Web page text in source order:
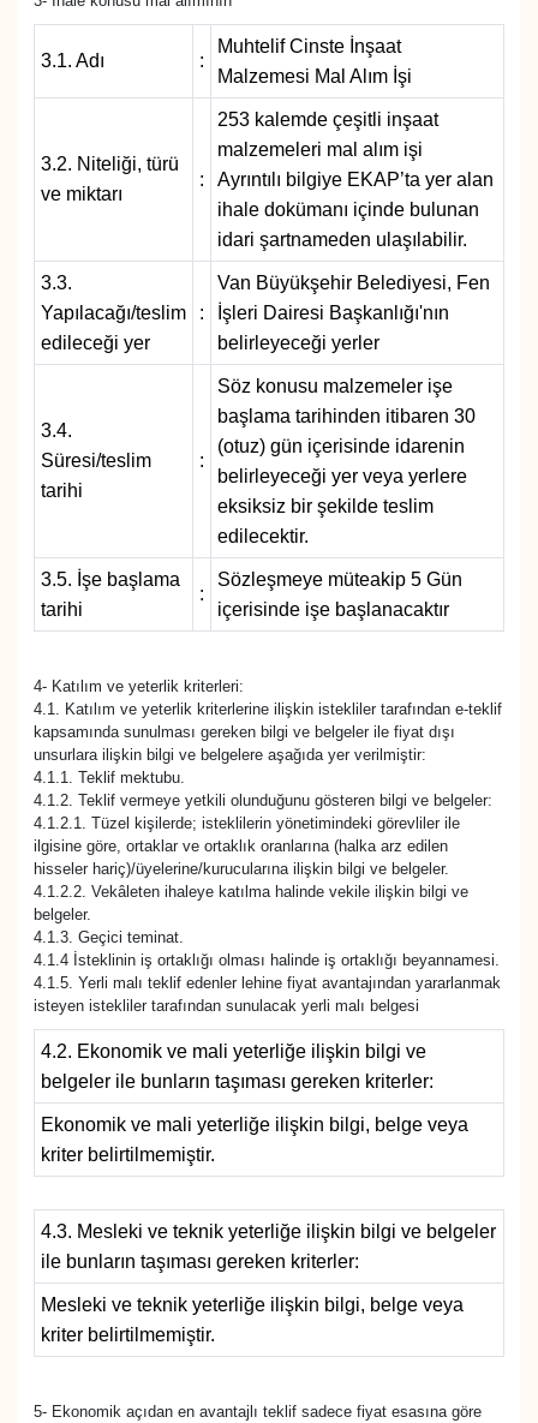
3.1. Adı :
Muhtelif Cinste İnşaat
Malzemesi Mal Alım İşi
3.2. Niteliği, türü
ve miktarı
:
253 kalemde çeşitli inşaat
malzemeleri mal alım işi
Ayrıntılı bilgiye EKAP’ta yer alan
ihale dokümanı içinde bulunan
idari şartnameden ulaşılabilir.
3.3.
Yapılacağı/teslim
edileceği yer
:
Van Büyükşehir Belediyesi, Fen
İşleri Dairesi Başkanlığı'nın
belirleyeceği yerler
3.4.
Süresi/teslim
tarihi
:
Söz konusu malzemeler işe
başlama tarihinden itibaren 30
(otuz) gün içerisinde idarenin
belirleyeceği yer veya yerlere
eksiksiz bir şekilde teslim
edilecektir.
3.5. İşe başlama
tarihi
:
Sözleşmeye müteakip 5 Gün
içerisinde işe başlanacaktır
4- Katılım ve yeterlik kriterleri:
4.1. Katılım ve yeterlik kriterlerine ilişkin istekliler tarafından e-teklif
kapsamında sunulması gereken bilgi ve belgeler ile fiyat dışı
unsurlara ilişkin bilgi ve belgelere aşağıda yer verilmiştir:
4.1.1. Teklif mektubu.
4.1.2. Teklif vermeye yetkili olunduğunu gösteren bilgi ve belgeler:
4.1.2.1. Tüzel kişilerde; isteklilerin yönetimindeki görevliler ile
ilgisine göre, ortaklar ve ortaklık oranlarına (halka arz edilen
hisseler hariç)/üyelerine/kurucularına ilişkin bilgi ve belgeler.
4.1.2.2. Vekâleten ihaleye katılma halinde vekile ilişkin bilgi ve
belgeler.
4.1.3. Geçici teminat.
4.1.4 İsteklinin iş ortaklığı olması halinde iş ortaklığı beyannamesi.
4.1.5. Yerli malı teklif edenler lehine fiyat avantajından yararlanmak
isteyen istekliler tarafından sunulacak yerli malı belgesi
4.2. Ekonomik ve mali yeterliğe ilişkin bilgi ve
belgeler ile bunların taşıması gereken kriterler:
Ekonomik ve mali yeterliğe ilişkin bilgi, belge veya
kriter belirtilmemiştir.
4.3. Mesleki ve teknik yeterliğe ilişkin bilgi ve belgeler
ile bunların taşıması gereken kriterler:
Mesleki ve teknik yeterliğe ilişkin bilgi, belge veya
kriter belirtilmemiştir.
5- Ekonomik açıdan en avantajlı teklif sadece fiyat esasına göre
Kültür & Sanat
MAGAZİN
ONE EKONOMİ
POLİTİKA
RÖPORTAJ
Seri İlan
SİYASET
SPOR
TEBRİK
TEKNOLOJİ
Turizm
VAN'DA SPOR
Vasıta
YAŞAM